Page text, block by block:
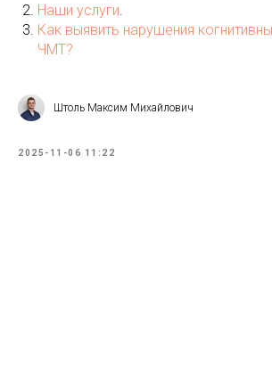
Наши услуги.
Как выявить нарушения
ЧМТ?
Штоль Максим Михайлович
2025-11-06 11:22